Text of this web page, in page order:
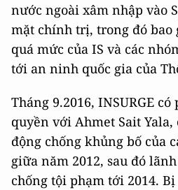
nước ngoài xâm nhập vào
mặt chính trị, trong đó bao
quá mức của IS và các
tới an ninh quốc gia của
Tháng 9.2016, INSURGE
quyền với Ahmet Sait
động chống khủng bố của
giữa năm 2012, sau đó
chống tội phạm tới 2014.